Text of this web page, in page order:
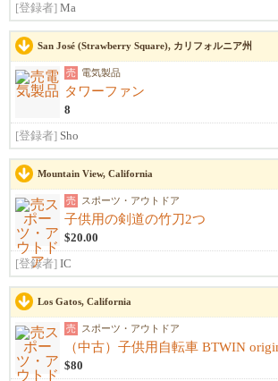
[登録者] Ma
San José (Strawberry Square), カリフォルニア州
売 電気製品
タワーファン
8
[登録者] Sho
Mountain View, California
売 スポーツ・アウトドア
子供用の剣道の竹刀2つ
$20.00
[登録者] IC
Los Gatos, California
売 スポーツ・アウトドア
（中古）子供用自転車 BTWIN
$80